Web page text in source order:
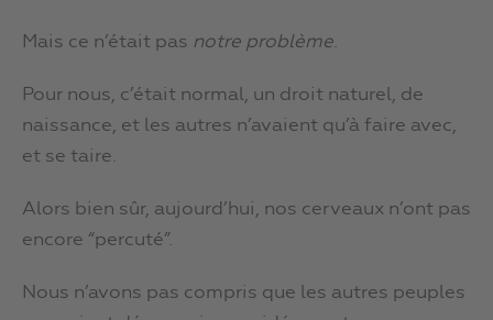
Mais ce n’était pas notre problème.
Pour nous, c’était normal, un droit naturel, de
naissance, et les autres n’avaient qu’à faire avec,
et se taire.
Alors bien sûr, aujourd’hui, nos cerveaux n’ont pas
encore “percuté”.
Nous n’avons pas compris que les autres peuples